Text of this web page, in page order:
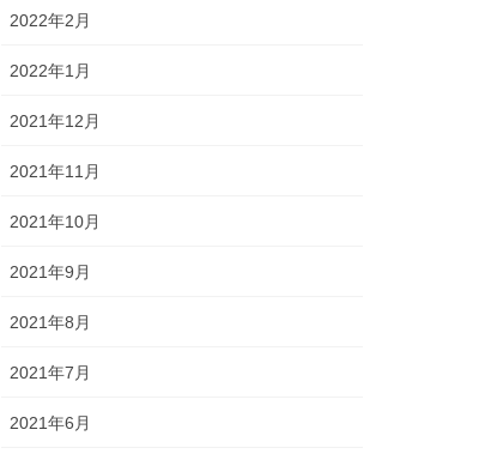
2022年2月
2022年1月
2021年12月
2021年11月
2021年10月
2021年9月
2021年8月
2021年7月
2021年6月